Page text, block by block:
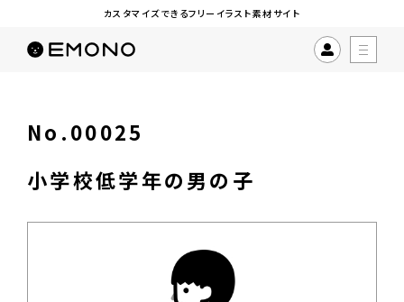
カスタマイズできるフリーイラスト素材サイト
No.00025
小学校低学年の男の子